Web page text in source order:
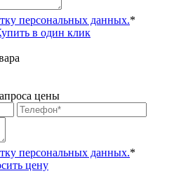
персональных данных.*
в один клик
цены
персональных данных.*
цену